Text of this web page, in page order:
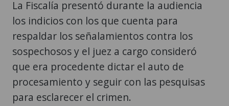
La Fiscalía presentó durante la audiencia
los indicios con los que cuenta para
respaldar los señalamientos contra los
sospechosos y el juez a cargo consideró
que era procedente dictar el auto de
procesamiento y seguir con las pesquisas
para esclarecer el crimen.